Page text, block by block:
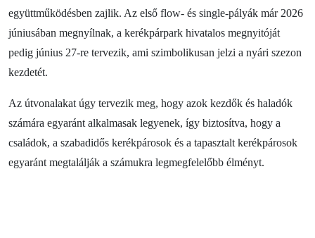
együttműködésben zajlik. Az első flow- és single-pályák már 2026
júniusában megnyílnak, a kerékpárpark hivatalos megnyitóját
pedig június 27-re tervezik, ami szimbolikusan jelzi a nyári szezon
kezdetét.
Az útvonalakat úgy tervezik meg, hogy azok kezdők és haladók
számára egyaránt alkalmasak legyenek, így biztosítva, hogy a
családok, a szabadidős kerékpárosok és a tapasztalt kerékpárosok
egyaránt megtalálják a számukra legmegfelelőbb élményt.